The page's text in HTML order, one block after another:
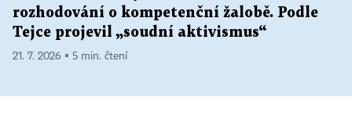
rozhodování o kompetenční žalobě. Podle
Tejce projevil „soudní aktivismus“
21. 7. 2026 ▪ 5 min. čtení